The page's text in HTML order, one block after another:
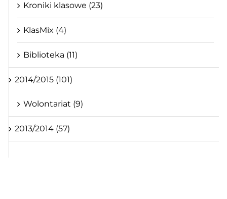
Kroniki klasowe (23)
KlasMix (4)
Biblioteka (11)
2014/2015 (101)
Wolontariat (9)
2013/2014 (57)